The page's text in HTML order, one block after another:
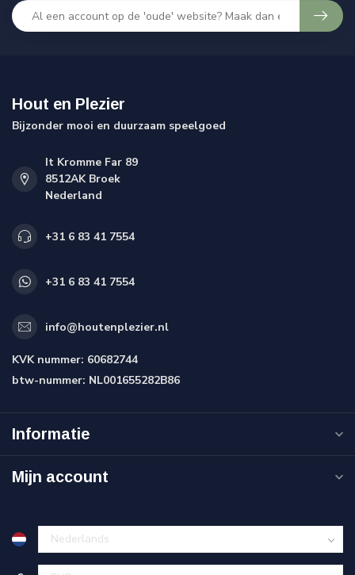
Hout en Plezier
Bijzonder mooi en duurzaam speelgoed
It Kromme Far 89
8512AK Broek
Nederland
+31 6 83 41 7554
+31 6 83 41 7554
info@houtenplezier.nl
KVK nummer: 60682744
btw-nummer: NL001655282B86
Informatie
Mijn account